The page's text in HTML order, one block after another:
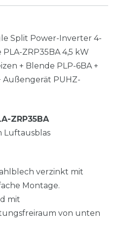
Split Power-Inverter 4-
ZRP35BA 4,5 kW
+ Blende PLP-6BA +
PUHZ-
ZRP35BA
Luftausblas
verzinkt mit
Montage.
mit
von unten